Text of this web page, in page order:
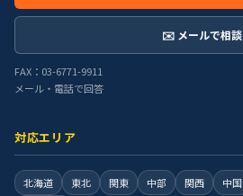
✉️ メールで相談
FAX：03-6771-9911
メール・電話で回答
対応エリア
北海道 東北 関東 中部 関西 中国